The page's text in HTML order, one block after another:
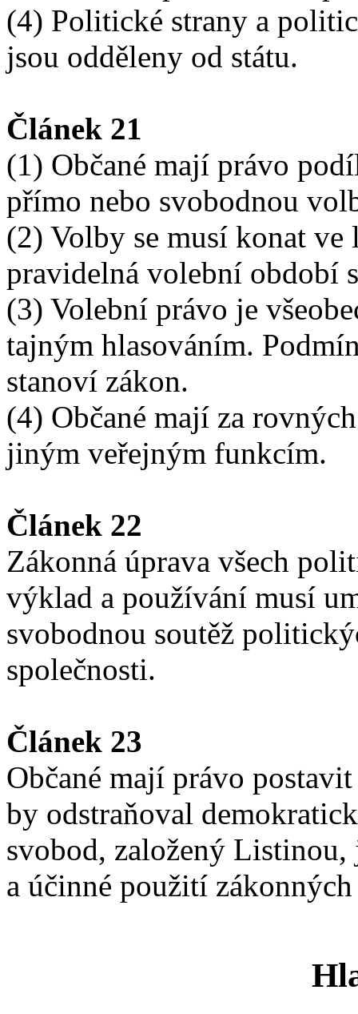
(4) Politické strany a
jsou odděleny od státu.
Článek 21
(1) Občané mají právo
přímo nebo svobodnou
(2) Volby se musí konat ve
pravidelná volební období
(3) Volební právo je
tajným hlasováním.
stanoví zákon.
(4) Občané mají za
jiným veřejným funkcím.
Článek 22
Zákonná úprava všech
výklad a používání musí
svobodnou soutěž
společnosti.
Článek 23
Občané mají právo
by odstraňoval
svobod, založený
a účinné použití